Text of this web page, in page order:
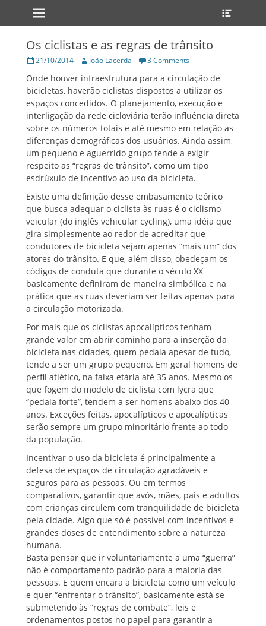
Primary Menu
Skip
Os ciclistas e as regras de trânsito
Posted
21/10/2014 Author
João Lacerda 3 Comments
Onde houver infraestrutura para a circulação de
bicicletas, haverão ciclistas dispostos a utilizar os
espaços concedidos. O planejamento, execução e
interligação da rede cicloviária terão influência direta
sobre os números totais e até mesmo em relação as
diferenças demográficas dos usuários. Ainda assim,
um pequeno e aguerrido grupo tende a exigir
respeito as “regras de trânsito”, como um tipo
esdrúxulo de incentivo ao uso da bicicleta.
Existe uma definição desse embasamento teórico
que busca adequar o ciclista às ruas é o ciclismo
veicular (do inglês vehicular cycling), uma idéia que
gira simplesmente ao redor de acreditar que
condutores de bicicleta sejam apenas “mais um” dos
atores do trânsito. E que, além disso, obedeçam os
códigos de conduta que durante o século XX
basicamente definiram de maneira simbólica e na
prática que as ruas deveriam ser feitas apenas para
a circulação motorizada.
Por mais que os ciclistas apocalípticos tenham
grande valor em abrir caminho para a inserção da
bicicleta nas cidades, quem pedala apesar de tudo,
tende a ser um grupo pequeno. Em geral homens de
perfil atlético, na faixa etária até 35 anos. Mesmo os
que fogem do modelo de ciclista com lycra que
“pedala forte”, tendem a ser homens abaixo dos 40
anos. Exceções feitas, apocalípticos e apocalípticas
serão sempre um grupo minoritário frente ao todo
da população.
Incentivar o uso da bicicleta é principalmente a
defesa de espaços de circulação agradáveis e
seguros para as pessoas. Ou em termos
comparativos, garantir que avós, mães, pais e adultos
com crianças circulem com tranquilidade de bicicleta
pela cidade. Algo que só é possível com incentivos e
grandes doses de entendimento sobre a natureza
humana.
Basta pensar que ir voluntariamente a uma “guerra”
não é comportamento padrão para a maioria das
pessoas. E quem encara a bicicleta como um veículo
e quer “enfrentar o trânsito”, basicamente está se
submetendo às “regras de combate”, leis e
ordenamentos postos no papel para garantir a